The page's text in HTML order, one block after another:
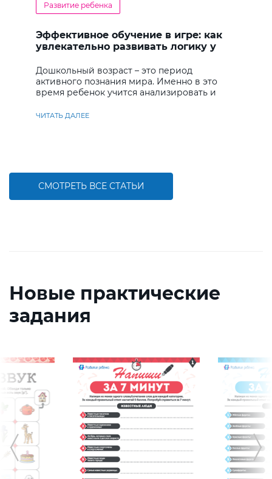
Развитие ребенка
Эффективное обучение в игре: как
увлекательно развивать логику у
Дошкольный возраст – это период
активного познания мира. Именно в это
время ребенок учится анализировать и
ЧИТАТЬ ДАЛЕЕ
СМОТРЕТЬ ВСЕ СТАТЬИ
Новые практические
задания